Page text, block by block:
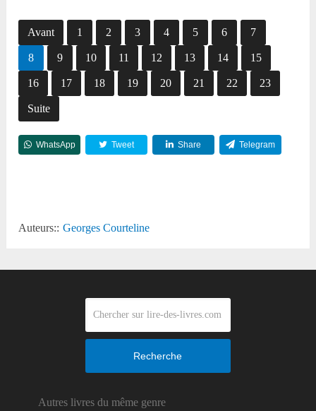
Avant 1 2 3 4 5 6 7
8 9 10 11 12 13 14 15
16 17 18 19 20 21 22 23
Suite
WhatsApp Tweet Share Telegram
Auteurs:: Georges Courteline
Recherche
Autres livres du même genre